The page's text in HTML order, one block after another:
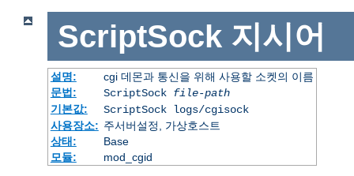
ScriptSock 지시어
설명:
cgi 데몬과 통신을 위해 사용할 소켓의 이름
문법:
ScriptSock file-path
기본값:
ScriptSock logs/cgisock
사용장소: 주서버설정, 가상호스트
상태:
Base
모듈:
mod_cgid